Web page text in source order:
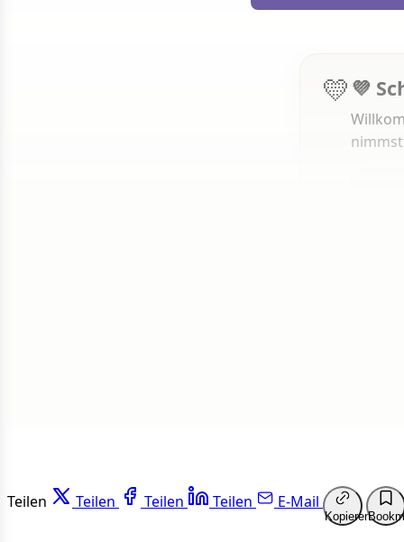
💛 💜
Teilen Teilen Teilen Teilen E-Mail
Kopieren